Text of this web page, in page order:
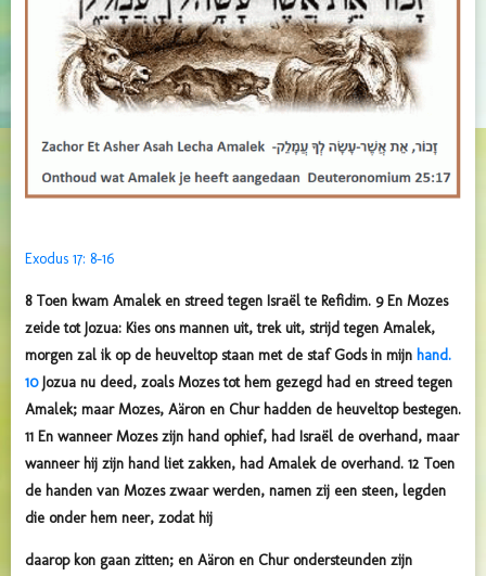
Exodus 17: 8-16
8 Toen kwam Amalek en streed tegen Israël te Refidim. 9 En Mozes
zeide tot Jozua: Kies ons mannen uit, trek uit, strijd tegen Amalek,
morgen zal ik op de heuveltop staan met de staf Gods in mijn hand.
10Jozua nu deed, zoals Mozes tot hem gezegd had en streed tegen
Amalek; maar Mozes, Aäron en Chur hadden de heuveltop bestegen.
11 En wanneer Mozes zijn hand ophief, had Israël de overhand, maar
wanneer hij zijn hand liet zakken, had Amalek de overhand. 12 Toen
de handen van Mozes zwaar werden, namen zij een steen, legden
die onder hem neer, zodat hij
daarop kon gaan zitten; en Aäron en Chur ondersteunden zijn